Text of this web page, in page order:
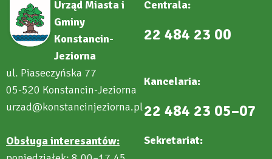
Urząd Miasta i
Gminy
Konstancin-
Jeziorna
ul. Piaseczyńska 77
05-520 Konstancin-Jeziorna
urzad@konstancinjeziorna.pl
Obsługa interesantów:
Centrala:
22 484 23 00
Kancelaria:
22 484 23 05–07
Sekretariat: